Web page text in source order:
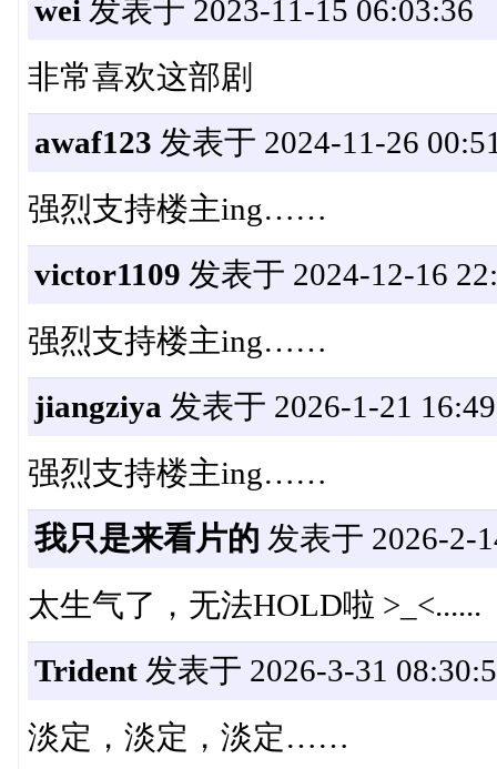
wei 发表于 2023-11-15 06:03:36
非常喜欢这部剧
awaf123 发表于 2024-11-26
强烈支持楼主ing……
victor1109 发表于 2024-12-16
强烈支持楼主ing……
jiangziya 发表于 2026-1-21
强烈支持楼主ing……
我只是来看片的 发表于 2026-2-
太生气了，无法HOLD啦 >_<......
Trident发表于 2026-3-31
淡定，淡定，淡定……